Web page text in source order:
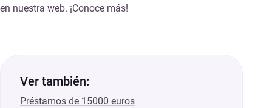
en nuestra web. ¡Conoce más!
Ver también:
Préstamos de 15000 euros